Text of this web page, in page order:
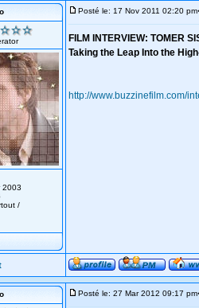
2003
/
Posté le: 17 Nov 2011 02:20 pm
FILM INTERVIEW: TOMER
Taking the Leap Into the
http://www.buzzinefilm.com/
Posté le: 27 Mar 2012 09:17 pm